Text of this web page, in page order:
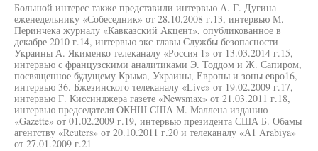
Большой интерес также представили интервью А. Г. Дугина
еженедельнику «Собеседник» от 28.10.2008 г.13, интервью М.
Перинчека журналу «Кавказский Акцент», опубликованное в
декабре 2010 г.14, интервью экс-главы Службы безопасности
Украины А. Якименко телеканалу «Россия 1» от 13.03.2014 г.15,
интервью с французскими аналитиками Э. Тоддом и Ж. Сапиром,
посвященное будущему Крыма, Украины, Европы и зоны евро16,
интервью 36. Бжезинского телеканалу «Live» от 19.02.2009 г.17,
интервью Г. Киссинджера газете «Newsmax» от 21.03.2011 г.18,
интервью председателя ОКНШ США М. Маллена изданию
«Gazette» от 01.02.2009 г.19, интервью президента США Б. Обамы
агентству «Reuters» от 20.10.2011 г.20 и телеканалу «А1 Arabiya»
от 27.01.2009 г.21